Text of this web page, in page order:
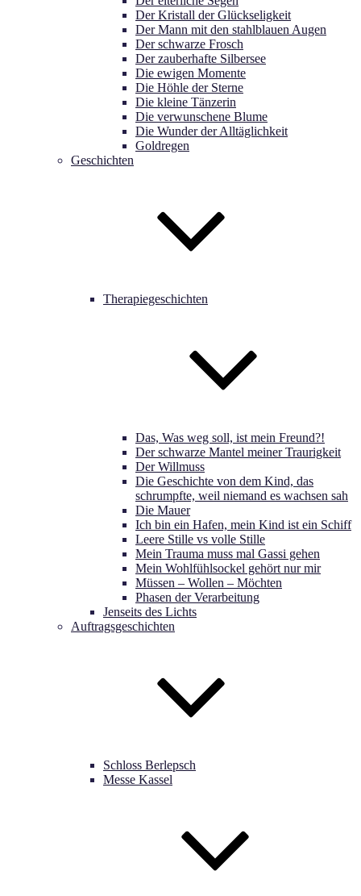
Der Kristall der Glückseligkeit
Der Mann mit den stahlblauen Augen
Der schwarze Frosch
Der zauberhafte Silbersee
Die ewigen Momente
Die Höhle der Sterne
Die kleine Tänzerin
Die verwunschene Blume
Die Wunder der Alltäglichkeit
Goldregen
Geschichten
Therapiegeschichten
Das, Was weg soll, ist mein Freund?!
Der schwarze Mantel meiner Traurigkeit
Der Willmuss
Die Geschichte von dem Kind, das
schrumpfte, weil niemand es wachsen sah
Die Mauer
Ich bin ein Hafen, mein Kind ist ein Schiff
Leere Stille vs volle Stille
Mein Trauma muss mal Gassi gehen
Mein Wohlfühlsockel gehört nur mir
Müssen – Wollen – Möchten
Phasen der Verarbeitung
Jenseits des Lichts
Auftragsgeschichten
Schloss Berlepsch
Messe Kassel